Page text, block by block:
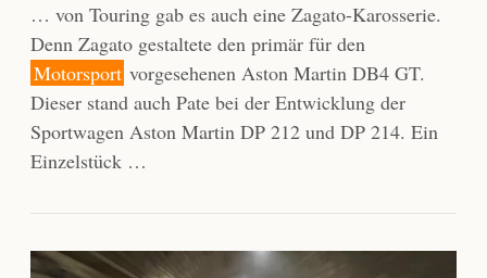
… von Touring gab es auch eine Zagato-Karosserie.
Denn Zagato gestaltete den primär für den
Motorsport vorgesehenen Aston Martin DB4 GT.
Dieser stand auch Pate bei der Entwicklung der
Sportwagen Aston Martin DP 212 und DP 214. Ein
Einzelstück …